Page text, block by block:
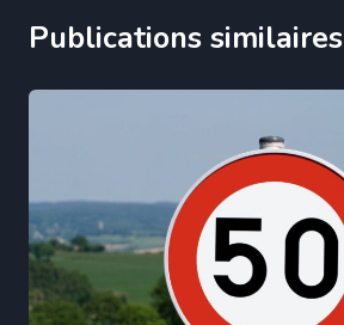
Publications similaires